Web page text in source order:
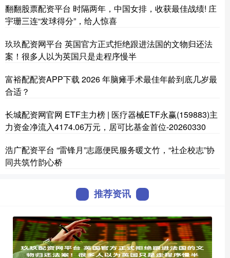
翻翻股票配资平台 时隔两年，中国女排，收获最佳战绩! 庄
宇珊三连“发球得分”，给人惊喜
玖玖配资网平台 英国官方正式拒绝跟进法国的文物归还法
案！很多人以为英国只是走程序慢半
富裕配配资APP下载 2026 年脑瘫手术最佳年龄到底几岁最
合适？
长城配资网官网 ETF主力榜 | 医疗器械ETF永赢(159883)主
力资金净流入4174.06万元，居可比基金首位-20260330
浩广配资平台 “雷锋月”志愿便民服务暖文竹，“社企校志”协
同共筑竹韵心桥
推荐资讯